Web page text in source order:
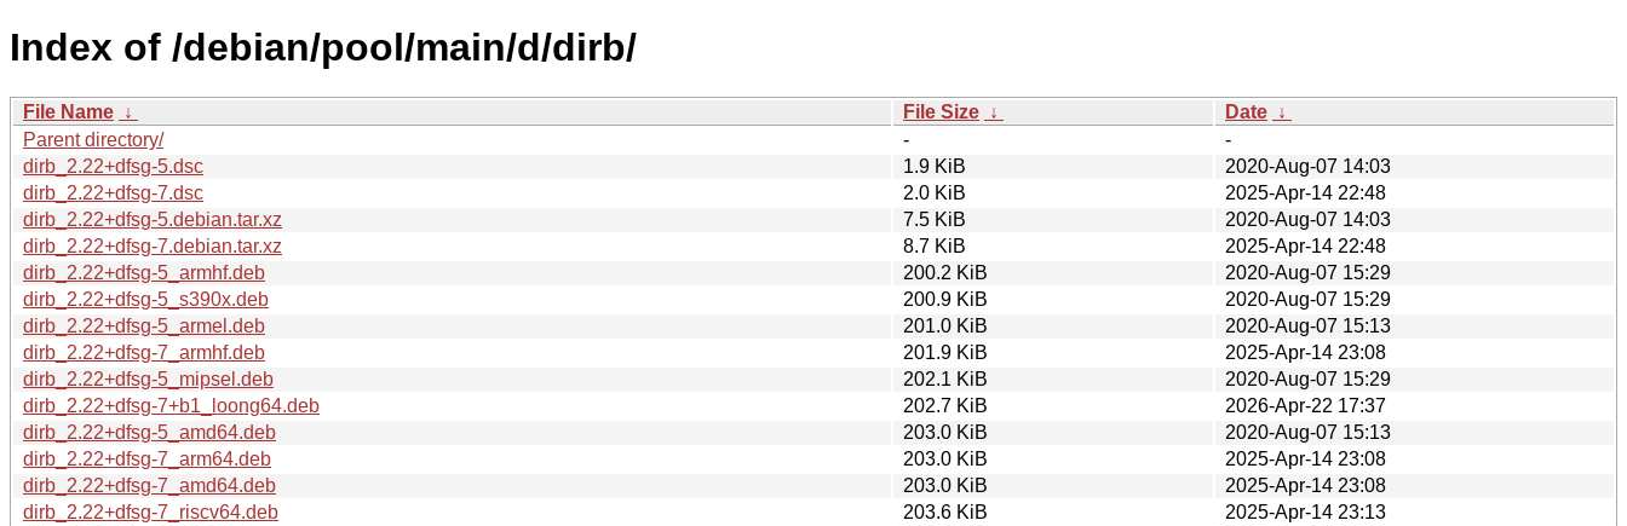
Index of /debian/pool/main/d/dirb/
File Name ↓ File Size ↓ Date ↓
Parent directory/
-
-
dirb_2.22+dfsg-5.dsc
1.9 KiB
2020-Aug-07 14:03
dirb_2.22+dfsg-7.dsc
2.0 KiB
2025-Apr-14 22:48
dirb_2.22+dfsg-5.debian.tar.xz
7.5 KiB
2020-Aug-07 14:03
dirb_2.22+dfsg-7.debian.tar.xz
8.7 KiB
2025-Apr-14 22:48
dirb_2.22+dfsg-5_armhf.deb
200.2 KiB
2020-Aug-07 15:29
dirb_2.22+dfsg-5_s390x.deb
200.9 KiB
2020-Aug-07 15:29
dirb_2.22+dfsg-5_armel.deb
201.0 KiB
2020-Aug-07 15:13
dirb_2.22+dfsg-7_armhf.deb
201.9 KiB
2025-Apr-14 23:08
dirb_2.22+dfsg-5_mipsel.deb
202.1 KiB
2020-Aug-07 15:29
dirb_2.22+dfsg-7+b1_loong64.deb
202.7 KiB
2026-Apr-22 17:37
dirb_2.22+dfsg-5_amd64.deb
203.0 KiB
2020-Aug-07 15:13
dirb_2.22+dfsg-7_arm64.deb
203.0 KiB
2025-Apr-14 23:08
dirb_2.22+dfsg-7_amd64.deb
203.0 KiB
2025-Apr-14 23:08
dirb_2.22+dfsg-7_riscv64.deb
203.6 KiB
2025-Apr-14 23:13